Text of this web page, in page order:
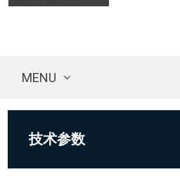
MENU
技术参数